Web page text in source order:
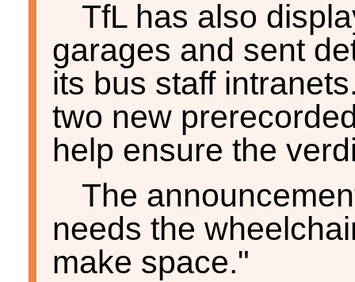
TfL has also
garages and sent
its bus staff
two new
help ensure the
The
needs the
make space."